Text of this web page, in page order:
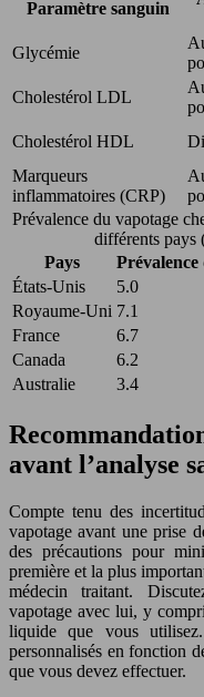
Paramètre sanguin
Glycémie
Cholestérol LDL
Cholestérol HDL
Marqueurs
inflammatoires (CRP)
Prévalence du vapotage
différents pays
Pays
États-Unis
5.0
Royaume-Uni 7.1
France
6.7
Canada
6.2
Australie
3.4
avant l’analyse
Compte tenu des
vapotage avant une prise
des précautions pour
première et la plus
médecin traitant.
vapotage avec lui, y
liquide que vous
personnalisés en fonction
que vous devez effectuer.